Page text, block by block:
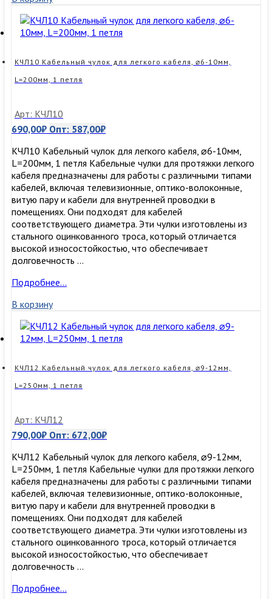
для
легкого
кабеля,
6мм,
1
КЧЛ10 Кабельный чулок для легкого кабеля, ⌀6-10мм,
L=200мм, 1 петля
Арт: КЧЛ10
690,00₽ Опт: 587,00₽
КЧЛ10 Кабельный чулок для легкого кабеля, ⌀6-10мм,
L=200мм, 1 петля Кабельные чулки для протяжки легкого
кабеля предназначены для работы с различными типами
кабелей, включая телевизионные, оптико-волоконные,
витую пару и кабели для внутренней проводки в
помещениях. Они подходят для кабелей
соответствующего диаметра. Эти чулки изготовлены из
стального оцинкованного троса, который отличается
высокой износостойкостью, что обеспечивает
долговечность …
КЧЛ10
чулок
для
легкого
кабеля,
10мм,
1
Подробнее…
В корзину
КЧЛ12 Кабельный чулок для легкого кабеля, ⌀9-12мм,
L=250мм, 1 петля
Арт: КЧЛ12
790,00₽ Опт: 672,00₽
КЧЛ12 Кабельный чулок для легкого кабеля, ⌀9-12мм,
L=250мм, 1 петля Кабельные чулки для протяжки легкого
кабеля предназначены для работы с различными типами
кабелей, включая телевизионные, оптико-волоконные,
витую пару и кабели для внутренней проводки в
помещениях. Они подходят для кабелей
соответствующего диаметра. Эти чулки изготовлены из
стального оцинкованного троса, который отличается
высокой износостойкостью, что обеспечивает
долговечность …
КЧЛ12
Подробнее…